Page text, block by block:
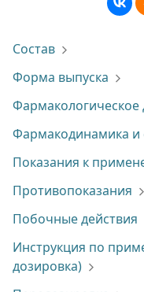
Состав
Форма выпуска
Фармакологическое
Фармакодинамика и
Показания к
Противопоказания
Побочные действия
Инструкция по
дозировка)